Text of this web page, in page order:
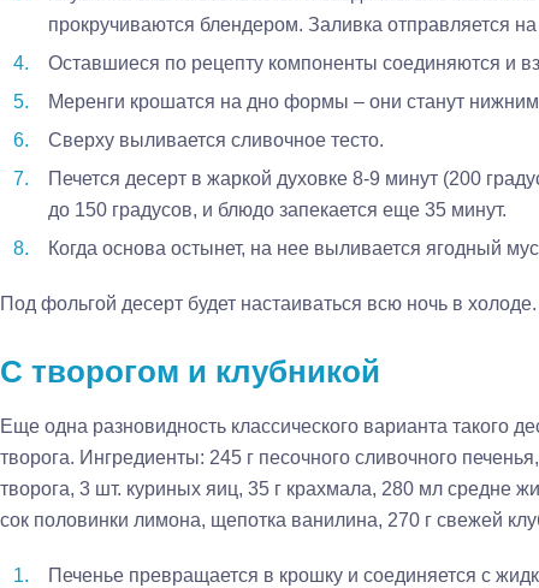
прокручиваются блендером. Заливка отправляется
Оставшиеся по рецепту компоненты соединяются и
Меренги крошатся на дно формы – они станут
Сверху выливается сливочное тесто.
Печется десерт в жаркой духовке 8-9 минут (200
до 150 градусов, и блюдо запекается еще 35 минут.
Когда основа остынет, на нее выливается ягодный
Под фольгой десерт будет настаиваться всю ночь в холоде.
С творогом и клубникой
Еще одна разновидность классического варианта такого
творога. Ингредиенты: 245 г песочного сливочного
творога, 3 шт. куриных яиц, 35 г крахмала, 280 мл средне
сок половинки лимона, щепотка ванилина, 270 г свежей
Печенье превращается в крошку и соединяется с